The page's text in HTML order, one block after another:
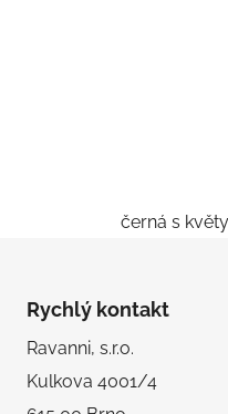
černá s květy
Rychlý kontakt
Ravanni, s.r.o.
Kulkova 4001/4